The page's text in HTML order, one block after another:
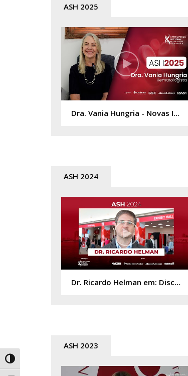
Alternar alto contraste
ASH 2025
Dra. Vania Hungria - Novas Imunoterapias e Alvos Promissores no Tratamento
ASH 2024
Dr. Ricardo Helman em: Discussões de pacientes com gamopatia monoclonal de significado indeterminado
ASH 2023